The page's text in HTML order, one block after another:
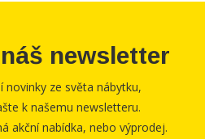
newsletter
novinky ze světa nábytku,
k našemu newsletteru.
akční nabídka, nebo výprodej.